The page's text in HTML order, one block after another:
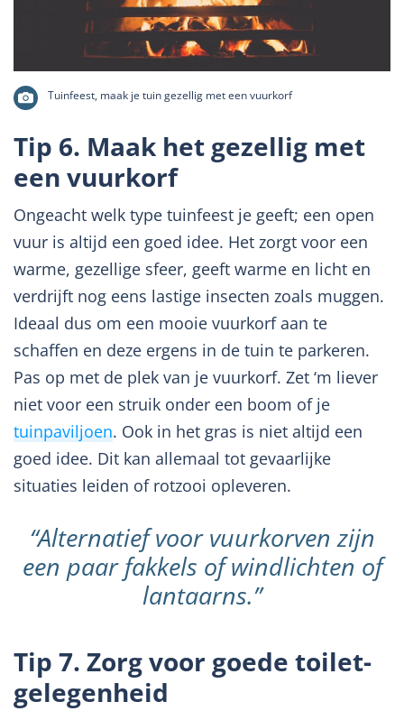
Tuinfeest, maak je tuin gezellig met een vuurkorf
Tip 6. Maak het gezellig met
een vuurkorf
Ongeacht welk type tuinfeest je geeft; een open
vuur is altijd een goed idee. Het zorgt voor een
warme, gezellige sfeer, geeft warme en licht en
verdrijft nog eens lastige insecten zoals muggen.
Ideaal dus om een mooie vuurkorf aan te
schaffen en deze ergens in de tuin te parkeren.
Pas op met de plek van je vuurkorf. Zet ‘m liever
niet voor een struik onder een boom of je
tuinpaviljoen. Ook in het gras is niet altijd een
goed idee. Dit kan allemaal tot gevaarlijke
situaties leiden of rotzooi opleveren.
“Alternatief voor vuurkorven zijn
een paar fakkels of windlichten of
lantaarns.”
Tip 7. Zorg voor goede toilet-
gelegenheid